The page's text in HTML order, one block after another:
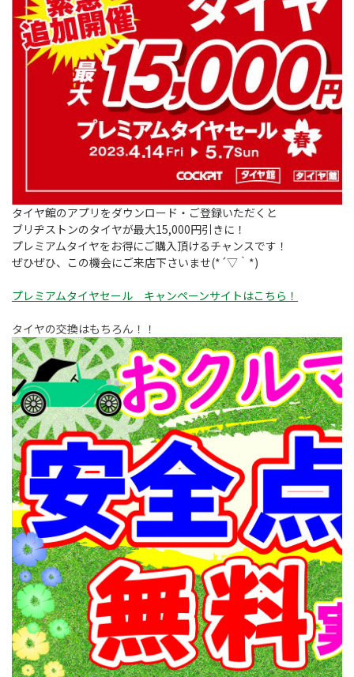
タイヤ館のアプリをダウンロード・ご登録いただくと
ブリヂストンのタイヤが最大15,000円引きに！
プレミアムタイヤをお得にご購入頂けるチャンスです！
ぜひぜひ、この機会にご来店下さいませ(*´▽｀*)
プレミアムタイヤセール キャンペーンサイトはこちら！
タイヤの交換はもちろん！！